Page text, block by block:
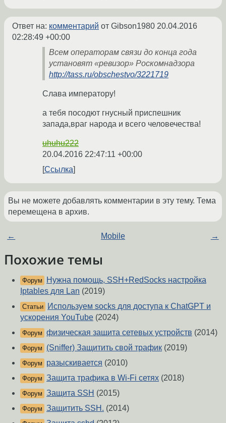
Ответ на: комментарий от Gibson1980 20.04.2016
02:28:49 +00:00
Всем операторам связи до конца года
установят «ревизор» Роскомнадзора
http://tass.ru/obschestvo/3221719
Слава императору!
а тебя посодют гнусный приспешник
запада,враг народа и всего человечества!
uhuhu222
20.04.2016 22:47:11 +00:00
Ссылка
Вы не можете добавлять комментарии в эту тему. Тема
перемещена в архив.
← Mobile →
Похожие темы
Форум
Нужна помощь, SSH+RedSocks настройка
Iptables для Lan (2019)
Статьи
Используем socks для доступа к ChatGPT и
ускорения YouTube (2024)
Форум физическая защита сетевых устройств (2014)
Форум (Sniffer) Защитить свой трафик (2019)
Форум разыскивается (2010)
Форум Защита трафика в Wi-Fi сетях (2018)
Форум Защита SSH (2015)
Форум Защитить SSH. (2014)